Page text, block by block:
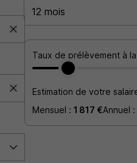
Taux de prélèvement à
Estimation de votre
Mensuel : 1 817 €Annuel :